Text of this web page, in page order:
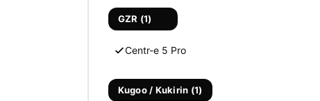
GZR (1)
Centr-e 5 Pro
Kugoo / Kukirin (1)